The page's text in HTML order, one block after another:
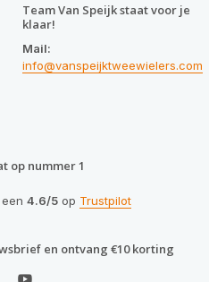
Team Van Speijk staat voor je
klaar!
Mail:
info@vanspeijktweewielers.com
op nummer 1
4.6/5op Trustpilot
en ontvang €10 korting